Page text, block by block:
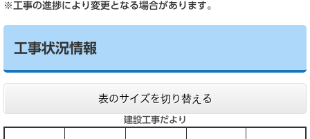
※工事の進捗により変更となる場合があります。
工事状況情報
表のサイズを切り替える
建設工事だより